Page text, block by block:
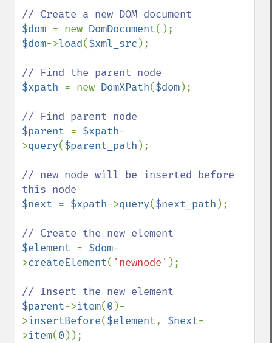
$dom = new DomDocument
$dom->load($xml_src );
$xpath = new DomXPath($dom);
$parent = $xpath-
>query($parent_path );
// new node will be inserted before
$next = $xpath->query($next_path );
$element = $dom-
>createElement( 'newnode' );
$parent->item(0 )-
>insertBefore($element, $next-
>item(0 ));